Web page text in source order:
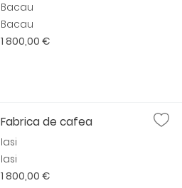
Bacau
Bacau
1 800,00 €
Fabrica de cafea
Iasi
Iasi
1 800,00 €